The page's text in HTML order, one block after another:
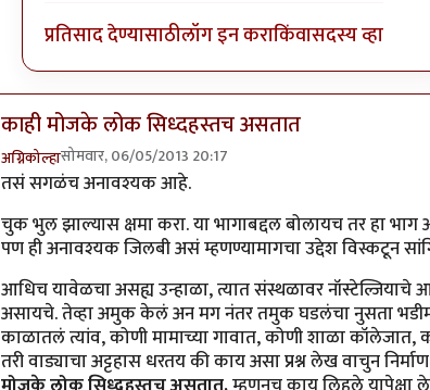
प्रतिसाद देण्यासाठीलॉग इन कराकिंवासदस्य व्हा
काही मोजके लोक सिध्दहस्तच असतात
अग्निकोल्हासोमवार, 06/05/2013 20:17
In reply toतसं सगळंच अनावश्यक आहे. पण
तसं सगळंच अनावश्यक आहे.
चुक भुल झाल्यास क्षमा करा. या भागाबद्दल बोलायच तर हा
पण ही अनावश्यक जिलबी असं म्हणण्यामागचा उद्देश विस्कटून
आधिच यावेळचा असह्य उन्हाळा, त्यात संस्थळावर
असायचे. तेव्हा अमुक केलं अन मग नंतर तमुक घडलंचा नुसता
काळातलं त्यांव, कोणी मामाच्या गावात, कोणी शाळा कॉलेजात,
तरी वाड्याचा अट्टहास धरतय की काय असा प्रश्न लेख वाचुन